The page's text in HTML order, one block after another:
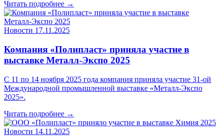
Читать подробнее →
Новости 17.11.2025
Компания «Полипласт» приняла участие в
выставке Металл-Экспо 2025
С 11 по 14 ноября 2025 года компания приняла участие 31-ой
Международной промышленной выставке «Металл-Экспо
2025».
Читать подробнее →
Новости 14.11.2025